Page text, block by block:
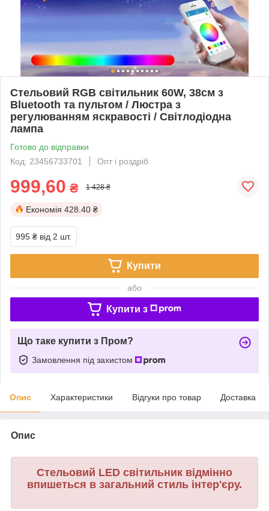
Стельовий RGB світильник 60W, 38см з
Bluetooth та пультом / Люстра з
регулюванням яскравості / Світлодіодна
лампа
Готово до відправки
Код: 23456733701
Опт і роздріб
999,60 ₴ 1 428 ₴
Економія 428.40 ₴
995 ₴ від 2 шт.
Купити
або
Купити з
Що таке купити з Пром?
Замовлення під захистом
Опис Характеристики Відгуки про товар Доставка
Опис
Стельовий LED світильник відмінно
впишеться в загальний стиль інтер'єру.